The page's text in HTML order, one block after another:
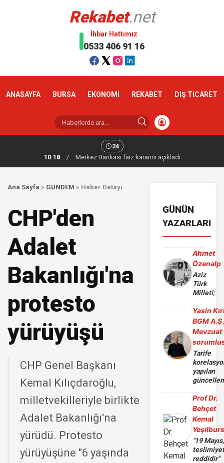
Rekabet.net
İhbar Hattımız
0533 406 91 16
ANASAYFA BURSA EKONOMİ REKABET DIŞ TİCARET
24
10:18
/ Merkez Bankası faiz kararını açıkladı
Ana Sayfa » GÜNDEM » Haber Detayı
CHP'den
Adalet
Bakanlığı'na
protesto
yürüyüşü
CHP Genel Başkanı
Kemal Kılıçdaroğlu,
milletvekilleriyle birlikte
Adalet Bakanlığı'na
yürüdü. Protesto
yürüyüşüne ''6 yaşında
GÜNÜN
YAZARLARI
Ahmet
Özenalp
Aziz
Türk
Milleti;
Yasin
BGM A.Ş
Mevzuat
Tarife
yapılan
Prof Dr.
Behçet
Kemal
"19 Mayıs,
reddidir"